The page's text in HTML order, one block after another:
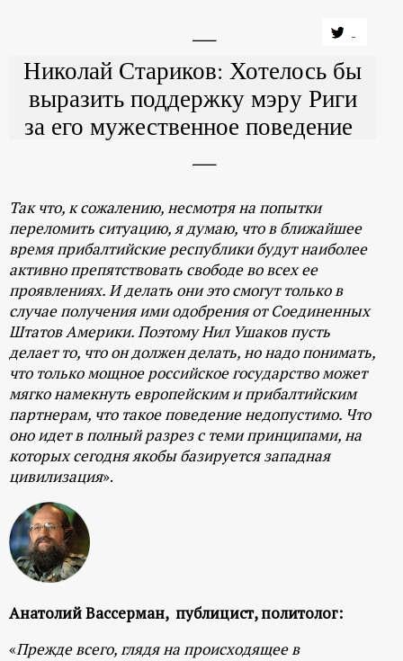
Николай Стариков: Хотелось бы
выразить поддержку мэру Риги
за его мужественное поведение
Так что, к сожалению, несмотря на попытки
переломить ситуацию, я думаю, что в ближайшее
время прибалтийские республики будут наиболее
активно препятствовать свободе во всех ее
проявлениях. И делать они это смогут только в
случае получения ими одобрения от Соединенных
Штатов Америки. Поэтому Нил Ушаков пусть
делает то, что он должен делать, но надо понимать,
что только мощное российское государство может
мягко намекнуть европейским и прибалтийским
партнерам, что такое поведение недопустимо. Что
оно идет в полный разрез с теми принципами, на
которых сегодня якобы базируется западная
цивилизация».
Анатолий Вассерман, публицист, политолог:
«Прежде всего, глядя на происходящее в